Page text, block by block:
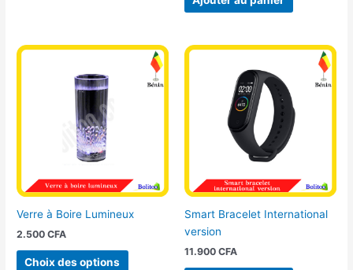
Verre à Boire Lumineux
2.500CFA
Choix des options
Ce
produit
être
Smart Bracelet International
version
11.900 CFA